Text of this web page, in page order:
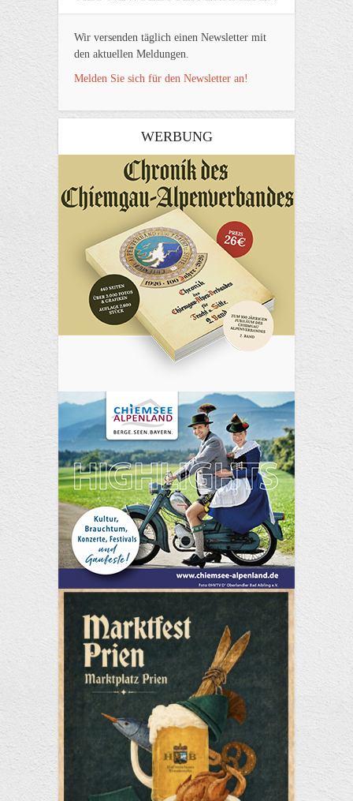
Wir versenden täglich einen Newsletter mit
den aktuellen Meldungen.
Melden Sie sich für den Newsletter an!
WERBUNG